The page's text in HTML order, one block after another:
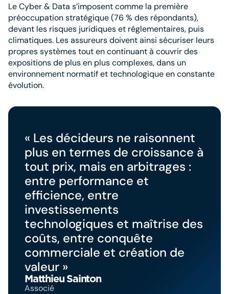
Le Cyber & Data s’imposent comme la première
préoccupation stratégique (76 % des répondants),
devant les risques juridiques et réglementaires, puis
climatiques. Les assureurs doivent ainsi sécuriser leurs
propres systèmes tout en continuant à couvrir des
expositions de plus en plus complexes, dans un
environnement normatif et technologique en constante
évolution.
« Les décideurs ne raisonnent
plus en termes de croissance à
tout prix, mais en arbitrages :
entre performance et
efficience, entre
investissements
technologiques et maîtrise des
coûts, entre conquête
commerciale et création de
valeur »
Matthieu Sainton
Associé